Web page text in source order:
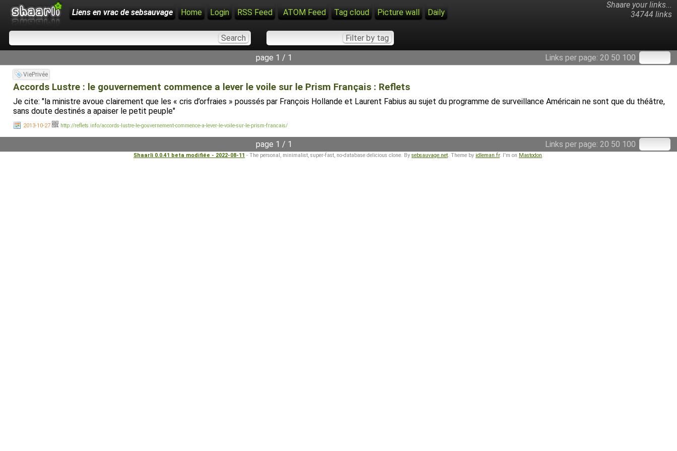
Shaare your links...
34744 links
Liens en vrac de sebsauvage Home Login RSS Feed ATOM Feed Tag cloud Picture wall Daily
Links per page: 20 50 100
page 1 / 1
ViePrivée
Accords Lustre : le gouvernement commence a lever le voile sur le Prism Français : Reflets
Je cite: "la ministre avoue clairement que les « cris d’orfraies » poussés par François Hollande et Laurent Fabius au sujet du programme de surveillance Américain ne sont que du théâtre,
sans doute destinés a apaiser le petit peuple"
2013-10-27 http://reflets.info/accords-lustre-le-gouvernement-commence-a-lever-le-voile-sur-le-prism-francais/
Links per page: 20 50 100
page 1 / 1
Shaarli 0.0.41 beta modifiée - 2022-08-11 - The personal, minimalist, super-fast, no-database delicious clone. By sebsauvage.net. Theme by idleman.fr. I'm on Mastodon.